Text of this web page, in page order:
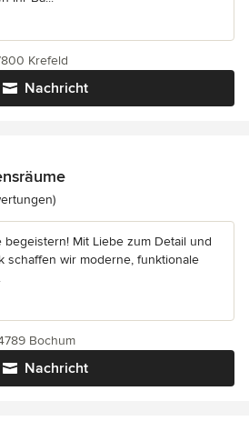
Nachricht
Krefeld
5 von 5 Sternen
begeistern! Mit Liebe zum Detail und
schaffen wir moderne, funktionale
Nachricht
Bochum